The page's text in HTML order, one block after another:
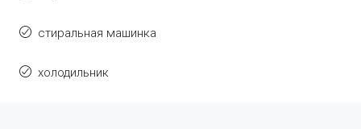
стиральная машинка
холодильник